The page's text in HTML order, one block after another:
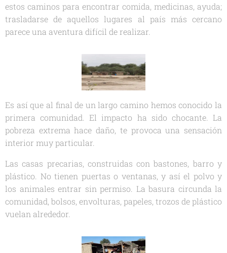
estos caminos para encontrar comida, medicinas, ayuda;
trasladarse de aquellos lugares al país más cercano
parece una aventura difícil de realizar.
Es así que al final de un largo camino hemos conocido la
primera comunidad. El impacto ha sido chocante. La
pobreza extrema hace daño, te provoca una sensación
interior muy particular.
Las casas precarias, construidas con bastones, barro y
plástico. No tienen puertas o ventanas, y así el polvo y
los animales entrar sin permiso. La basura circunda la
comunidad, bolsos, envolturas, papeles, trozos de plástico
vuelan alrededor.